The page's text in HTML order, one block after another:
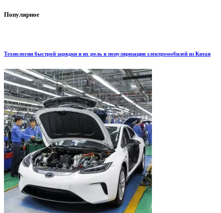
Популярное
Технологии быстрой зарядки и их роль в популяризации электромобилей из Китая